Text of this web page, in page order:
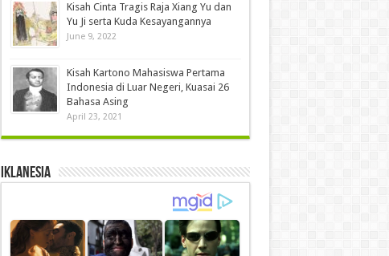
Kisah Cinta Tragis Raja Xiang Yu dan
Yu Ji serta Kuda Kesayangannya
June 9, 2022
Kisah Kartono Mahasiswa Pertama
Indonesia di Luar Negeri, Kuasai 26
Bahasa Asing
April 23, 2021
IKLANESIA